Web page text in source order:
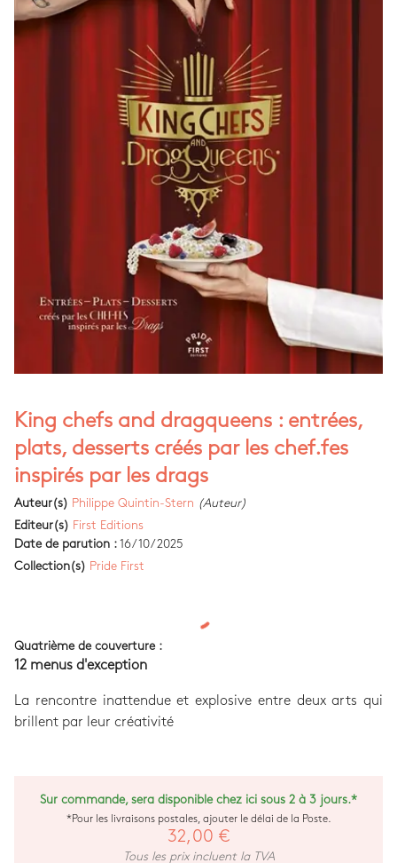
King chefs and dragqueens : entrées,
plats, desserts créés par les chef.fes
inspirés par les drags
Auteur(s) Philippe Quintin-Stern (Auteur)
Editeur(s) First Editions
Date de parution : 16/10/2025
Collection(s) Pride First
Quatrième de couverture :
12 menus d'exception
La rencontre inattendue et explosive entre deux arts qui
brillent par leur créativité
Sur commande, sera disponible chez ici sous 2 à 3 jours.*
*Pour les livraisons postales, ajouter le délai de la Poste.
32,00 €
Tous les prix incluent la TVA